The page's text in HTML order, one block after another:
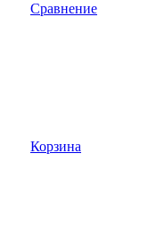
Сравнение
Корзина